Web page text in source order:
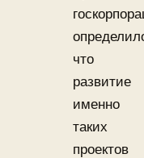
что
развитие
именно
таких
проектов